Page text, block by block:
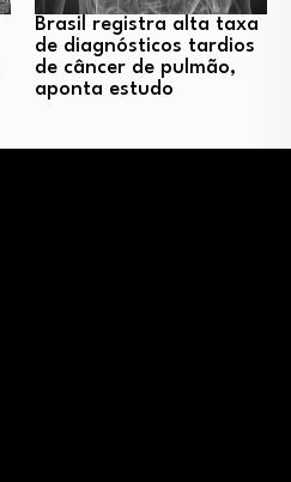
Brasil registra alta taxa
de diagnósticos tardios
de câncer de pulmão,
aponta estudo